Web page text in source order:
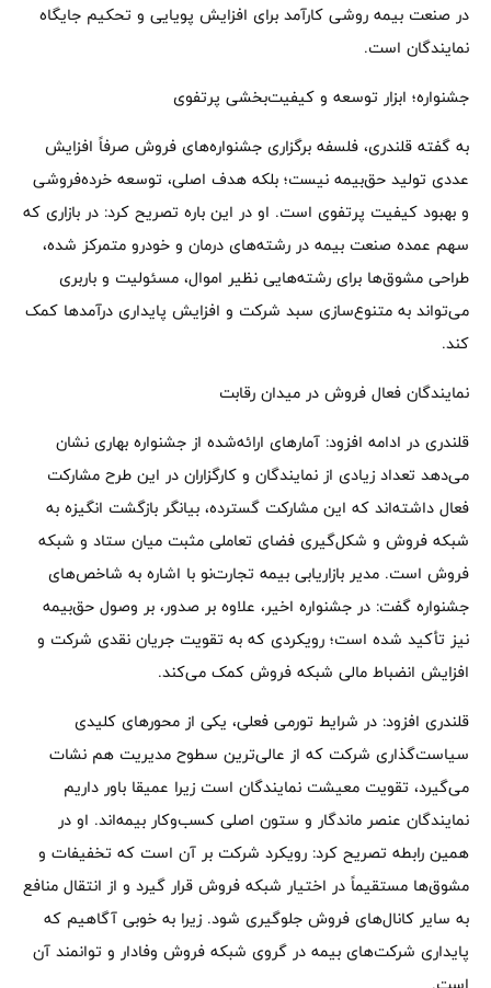
در صنعت بیمه روشی کارآمد برای افزایش پویایی و تحکیم جایگاه
نمایندگان است.
جشنواره؛ ابزار توسعه و کیفیت‌بخشی پرتفوی
به گفته قلندری، فلسفه برگزاری جشنواره‌های فروش صرفاً افزایش
عددی تولید حق‌بیمه نیست؛ بلکه هدف اصلی، توسعه خرده‌فروشی
و بهبود کیفیت پرتفوی است. او در این باره تصریح کرد: در بازاری که
سهم عمده صنعت بیمه در رشته‌های درمان و خودرو متمرکز شده،
طراحی مشوق‌ها برای رشته‌هایی نظیر اموال، مسئولیت و باربری
می‌تواند به متنوع‌سازی سبد شرکت و افزایش پایداری درآمدها کمک
کند.
نمایندگان فعال فروش در میدان رقابت
قلندری در ادامه افزود: آمارهای ارائه‌شده از جشنواره بهاری نشان
می‌دهد تعداد زیادی از نمایندگان و کارگزاران در این طرح مشارکت
فعال داشته‌اند که این مشارکت گسترده، بیانگر بازگشت انگیزه به
شبکه فروش و شکل‌گیری فضای تعاملی مثبت میان ستاد و شبکه
فروش است. مدیر بازاریابی بیمه تجارت‌نو با اشاره به شاخص‌های
جشنواره گفت: در جشنواره اخیر، علاوه بر صدور، بر وصول حق‌بیمه
نیز تأکید شده است؛ رویکردی که به تقویت جریان نقدی شرکت و
افزایش انضباط مالی شبکه فروش کمک می‌کند.
قلندری افزود: در شرایط تورمی فعلی، یکی از محورهای کلیدی
سیاست‌گذاری شرکت که از عالی‌ترین سطوح مدیریت هم نشات
می‌گیرد، تقویت معیشت نمایندگان است زیرا عمیقا باور داریم
نمایندگان عنصر ماندگار و ستون اصلی کسب‌وکار بیمه‌اند. او در
همین رابطه تصریح کرد: رویکرد شرکت بر آن است که تخفیفات و
مشوق‌ها مستقیماً در اختیار شبکه فروش قرار گیرد و از انتقال منافع
به سایر کانال‌های فروش جلوگیری شود. زیرا به خوبی آگاهیم که
پایداری شرکت‌های بیمه‌ در گروی شبکه فروش وفادار و توانمند آن